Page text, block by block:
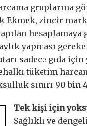
gruplarına
Ekmek, zincir
yapması
sadece gıda
tüketim
sınırı 90
Tek kişi için
Sağlıklı ve